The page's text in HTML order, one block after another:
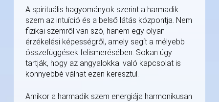
A spirituális hagyományok szerint a harmadik
szem az intuíció és a belső látás központja. Nem
fizikai szemről van szó, hanem egy olyan
érzékelési képességről, amely segít a mélyebb
összefüggések felismerésében. Sokan úgy
tartják, hogy az angyalokkal való kapcsolat is
könnyebbé válhat ezen keresztül.
Amikor a harmadik szem energiája harmonikusan